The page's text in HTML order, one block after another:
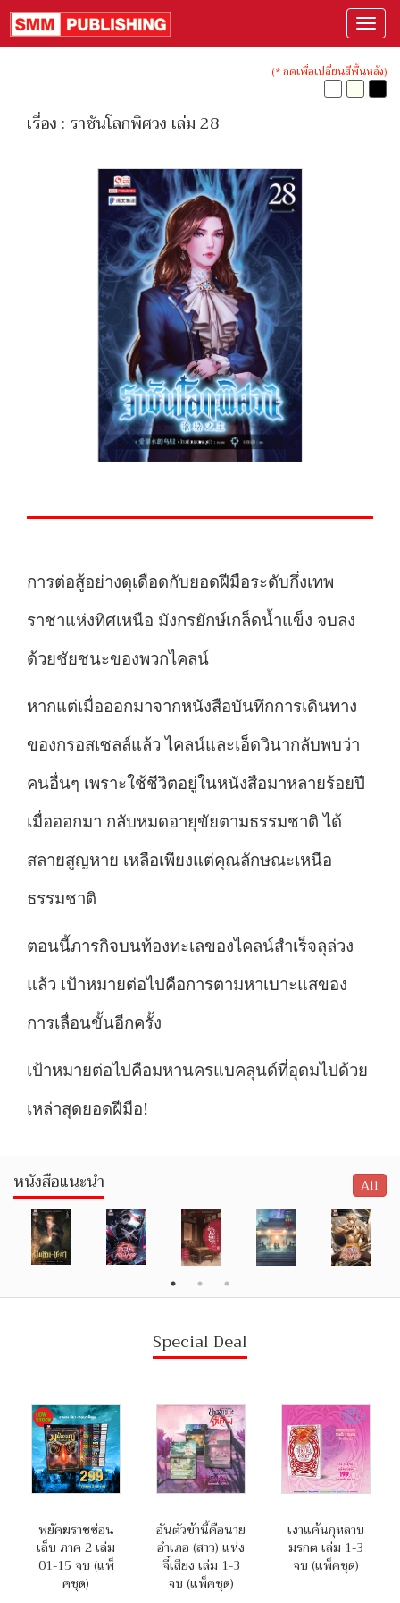
(* กดเพื่อเปลี่ยนสีพื้นหลัง)
เรื่อง : ราชันโลกพิศวง เล่ม 28
การต่อสู้อย่างดุเดือดกับยอดฝีมือระดับกึ่งเทพ
ราชาแห่งทิศเหนือ มังกรยักษ์เกล็ดน้ำแข็ง จบลง
ด้วยชัยชนะของพวกไคลน์
หากแต่เมื่อออกมาจากหนังสือบันทึกการเดินทาง
ของกรอสเซลล์แล้ว ไคลน์และเอ็ดวินากลับพบว่า
คนอื่นๆ เพราะใช้ชีวิตอยู่ในหนังสือมาหลายร้อยปี
เมื่อออกมา กลับหมดอายุขัยตามธรรมชาติ ได้
สลายสูญหาย เหลือเพียงแต่คุณลักษณะเหนือ
ธรรมชาติ
ตอนนี้ภารกิจบนท้องทะเลของไคลน์สำเร็จลุล่วง
แล้ว เป้าหมายต่อไปคือการตามหาเบาะแสของ
การเลื่อนขั้นอีกครั้ง
เป้าหมายต่อไปคือมหานครแบคลุนด์ที่อุดมไปด้วย
เหล่าสุดยอดฝีมือ!
หนังสือแนะนำ All
Special Deal
พยัคฆราชซ่อน
เล็บ ภาค 2 เล่ม
01-15 จบ (แพ็
คชุด)
อันตัวข้านี้คือนาย
อำเภอ (สาว) แห่ง
จี๋เสียง เล่ม 1-3
จบ (แพ็คชุด)
เงาแค้นกุหลาบ
มรกต เล่ม 1-3
จบ (แพ็คชุด)